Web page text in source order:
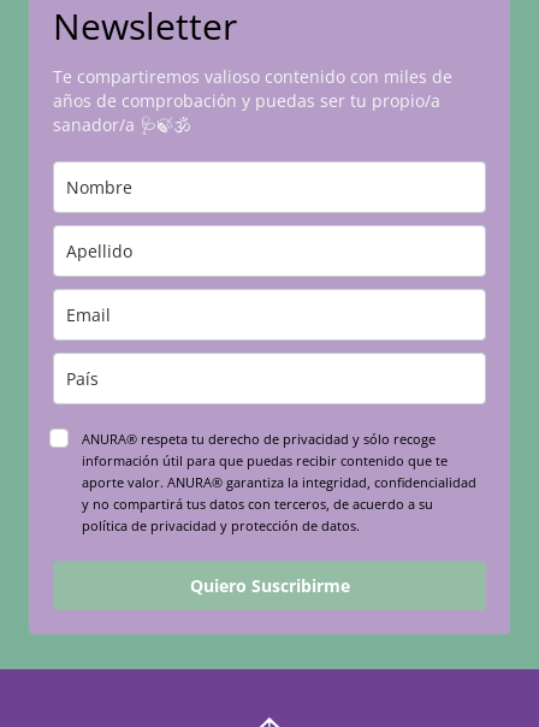
Newsletter
Te compartiremos valioso contenido con miles de
años de comprobación y puedas ser tu propio/a
sanador/a 🩺🍃🕉
ANURA® respeta tu derecho de privacidad y sólo recoge
información útil para que puedas recibir contenido que te
aporte valor. ANURA® garantiza la integridad, confidencialidad
y no compartirá tus datos con terceros, de acuerdo a su
política de privacidad y protección de datos.
Quiero Suscribirme